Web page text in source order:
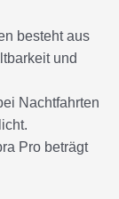
besteht aus
und
Nachtfahrten
Pro beträgt